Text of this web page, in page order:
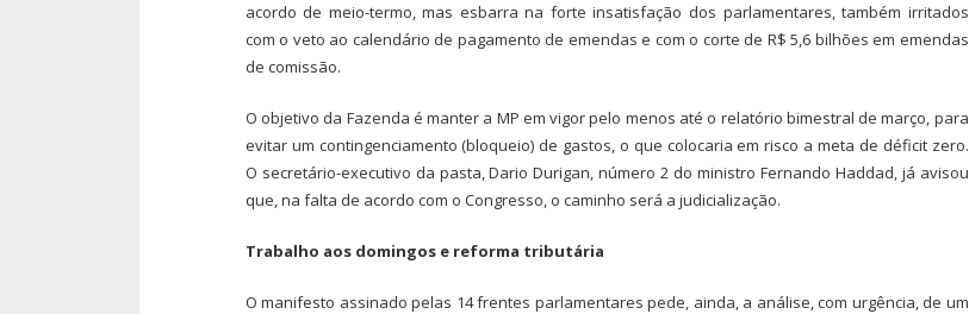
acordo de meio-termo, mas esbarra na forte insatisfação dos parlamentares, também irritados
com o veto ao calendário de pagamento de emendas e com o corte de R$ 5,6 bilhões em emendas
de comissão.
O objetivo da Fazenda é manter a MP em vigor pelo menos até o relatório bimestral de março, para
evitar um contingenciamento (bloqueio) de gastos, o que colocaria em risco a meta de déficit zero.
O secretário-executivo da pasta, Dario Durigan, número 2 do ministro Fernando Haddad, já avisou
que, na falta de acordo com o Congresso, o caminho será a judicialização.
Trabalho aos domingos e reforma tributária
O manifesto assinado pelas 14 frentes parlamentares pede, ainda, a análise, com urgência, de um